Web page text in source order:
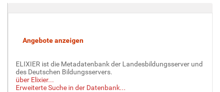
ELIXIER ist die Metadatenbank der Landesbildungsserver und
des Deutschen Bildungsservers.
über Elixier...
Erweiterte Suche in der Datenbank...